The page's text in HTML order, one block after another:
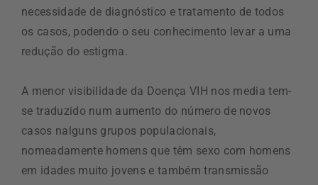
necessidade de diagnóstico e tratamento de todos
os casos, podendo o seu conhecimento levar a uma
redução do estigma.
A menor visibilidade da Doença VIH nos media tem-
se traduzido num aumento do número de novos
casos nalguns grupos populacionais,
nomeadamente homens que têm sexo com homens
em idades muito jovens e também transmissão